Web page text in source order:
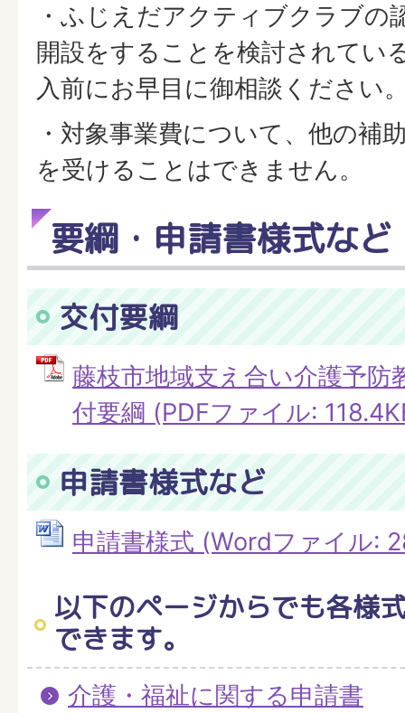
・ふじえだアクティブクラブの
開設をすることを検討されてい
入前にお早目に御相談ください
・対象事業費について、他の補
を受けることはできません。
要綱・申請書様式など
交付要綱
藤枝市地域支え合い介護予防
付要綱 (PDFファイル:
申請書様式など
申請書様式 (Wordファイル:
以下のページからでも各様
できます。
介護・福祉に関する申請書